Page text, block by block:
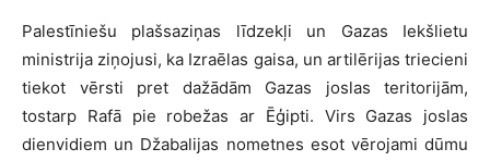
Palestīniešu plašsaziņas līdzekļi un Gazas Iekšlietu
ministrija ziņojusi, ka Izraēlas gaisa, un artilērijas triecieni
tiekot vērsti pret dažādām Gazas joslas teritorijām,
tostarp Rafā pie robežas ar Ēģipti. Virs Gazas joslas
dienvidiem un Džabalijas nometnes esot vērojami dūmu